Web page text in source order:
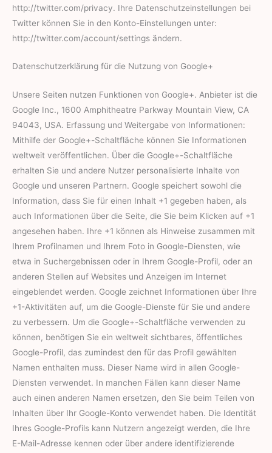
http://twitter.com/privacy. Ihre Datenschutzeinstellungen bei
Twitter können Sie in den Konto-Einstellungen unter:
http://twitter.com/account/settings ändern.
Datenschutzerklärung für die Nutzung von Google+
Unsere Seiten nutzen Funktionen von Google+. Anbieter ist die
Google Inc., 1600 Amphitheatre Parkway Mountain View, CA
94043, USA. Erfassung und Weitergabe von Informationen:
Mithilfe der Google+-Schaltfläche können Sie Informationen
weltweit veröffentlichen. Über die Google+-Schaltfläche
erhalten Sie und andere Nutzer personalisierte Inhalte von
Google und unseren Partnern. Google speichert sowohl die
Information, dass Sie für einen Inhalt +1 gegeben haben, als
auch Informationen über die Seite, die Sie beim Klicken auf +1
angesehen haben. Ihre +1 können als Hinweise zusammen mit
Ihrem Profilnamen und Ihrem Foto in Google-Diensten, wie
etwa in Suchergebnissen oder in Ihrem Google-Profil, oder an
anderen Stellen auf Websites und Anzeigen im Internet
eingeblendet werden. Google zeichnet Informationen über Ihre
+1-Aktivitäten auf, um die Google-Dienste für Sie und andere
zu verbessern. Um die Google+-Schaltfläche verwenden zu
können, benötigen Sie ein weltweit sichtbares, öffentliches
Google-Profil, das zumindest den für das Profil gewählten
Namen enthalten muss. Dieser Name wird in allen Google-
Diensten verwendet. In manchen Fällen kann dieser Name
auch einen anderen Namen ersetzen, den Sie beim Teilen von
Inhalten über Ihr Google-Konto verwendet haben. Die Identität
Ihres Google-Profils kann Nutzern angezeigt werden, die Ihre
E-Mail-Adresse kennen oder über andere identifizierende